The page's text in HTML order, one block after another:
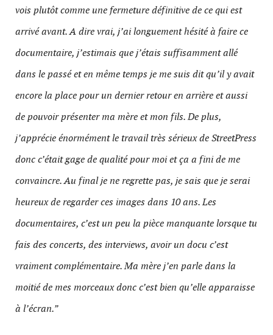
vois plutôt comme une fermeture définitive de ce qui est
arrivé avant. A dire vrai, j’ai longuement hésité à faire ce
documentaire, j’estimais que j’étais suffisamment allé
dans le passé et en même temps je me suis dit qu’il y avait
encore la place pour un dernier retour en arrière et aussi
de pouvoir présenter ma mère et mon fils. De plus,
j’apprécie énormément le travail très sérieux de StreetPress
donc c’était gage de qualité pour moi et ça a fini de me
convaincre. Au final je ne regrette pas, je sais que je serai
heureux de regarder ces images dans 10 ans. Les
documentaires, c’est un peu la pièce manquante lorsque tu
fais des concerts, des interviews, avoir un docu c’est
vraiment complémentaire. Ma mère j’en parle dans la
moitié de mes morceaux donc c’est bien qu’elle apparaisse
à l’écran.”